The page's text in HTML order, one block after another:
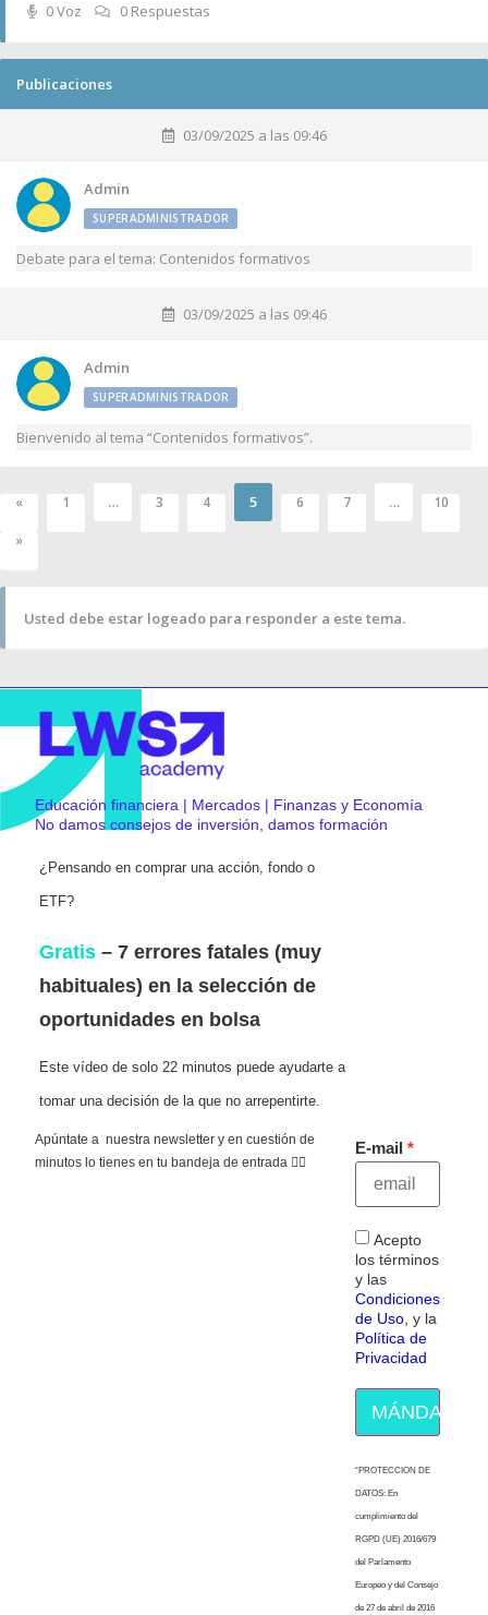
0 Voz
0 Respuestas
Publicaciones
03/09/2025 a las 09:46
Admin
SUPERADMINISTRADOR
Debate para el tema: Contenidos formativos
03/09/2025 a las 09:46
Admin
SUPERADMINISTRADOR
Bienvenido al tema “Contenidos formativos”.
« 1 … 3 4 5 6 7 … 10
»
Usted debe estar logeado para responder a este tema.
Educación financiera | Mercados | Finanzas y Economía
No damos consejos de inversión, damos formación
¿Pensando en comprar una acción, fondo o
ETF?
Gratis – 7 errores fatales (muy
habituales) en la selección de
oportunidades en bolsa
Este vídeo de solo 22 minutos puede ayudarte a
tomar una decisión de la que no arrepentirte.
Apúntate a nuestra newsletter y en cuestión de
minutos lo tienes en tu bandeja de entrada 👇🏻
E-mail
Acepto
los términos
y las
Condiciones
de Uso , y la
Política de
Privacidad
MÁNDAME
“PROTECCION DE
DATOS: En
cumplimiento del
RGPD (UE) 2016/679
del Parlamento
Europeo y del Consejo
de 27 de abril de 2016